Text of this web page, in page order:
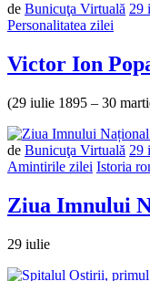
de Bunicuţa Virtuală 29
Personalitatea zilei
Victor Ion
(29 iulie 1895 – 30
de Bunicuţa Virtuală 29
Amintirile zilei Istoria
Ziua Imnului
29 iulie